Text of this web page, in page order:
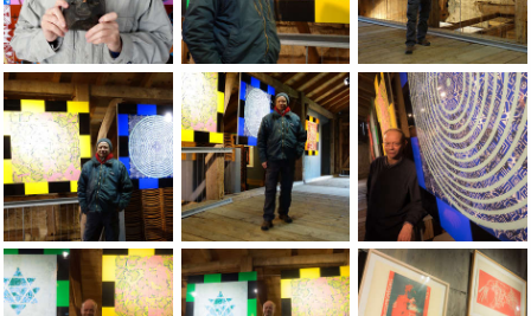
JEAN-PIERRE SERGENT > Ã¢â¬ÅDEATH-LIFE-
Portraits of the artist Jean-Pierre
Jean-Pierre
Jean-Pierre Sergent in front of the painting installation at
Jean-Pierre Sergent in front of the
Jean-Pierre